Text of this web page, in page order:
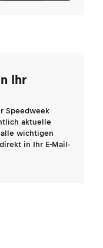
Ihr
Speedweek
aktuelle
alle wichtigen
in Ihr E-Mail-